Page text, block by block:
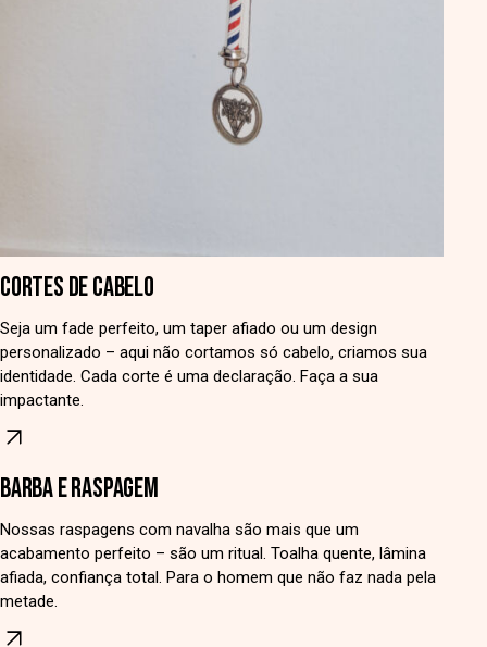
CORTES DE CABELO
Seja um fade perfeito, um taper afiado ou um design
personalizado – aqui não cortamos só cabelo, criamos sua
identidade. Cada corte é uma declaração. Faça a sua
impactante.
BARBA E RASPAGEM
Nossas raspagens com navalha são mais que um
acabamento perfeito – são um ritual. Toalha quente, lâmina
afiada, confiança total. Para o homem que não faz nada pela
metade.